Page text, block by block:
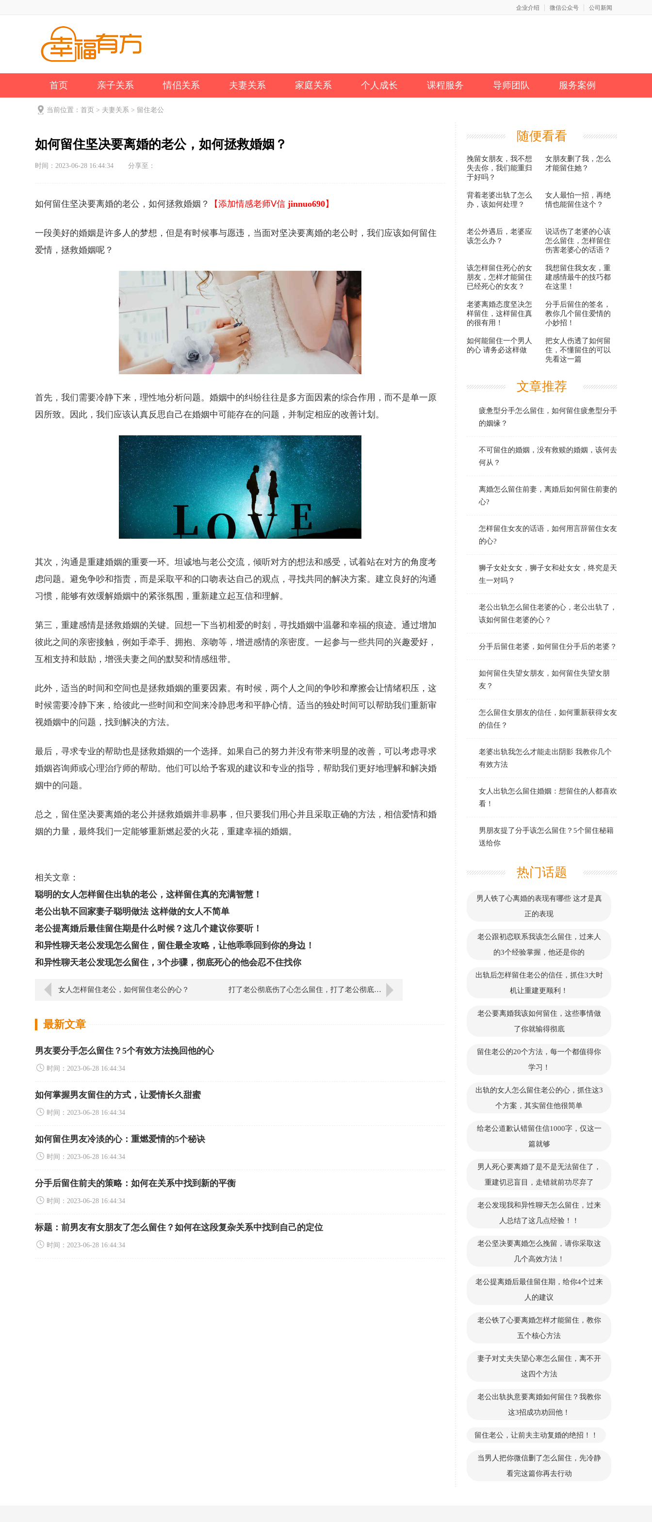
企业介绍 微信公众号 公司新闻
首页 亲子关系 情侣关系 夫妻关系 家庭关系 个人成长 课程服务 导师团队 服务案例
公司新闻 关于我们
当前位置： 首页 > 夫妻关系 > 留住老公
如何留住坚决要离婚的老公，如何拯救婚姻？
时间：2023-06-28 16:44:34 分享至：
如何留住坚决要离婚的老公，如何拯救婚姻？ 【添加情感老师Ⅴ信 jinnuo690】
一段美好的婚姻是许多人的梦想，但是有时候事与愿违，当面对坚决要离婚的老公时，我们应该如何留住
爱情，拯救婚姻呢？
首先，我们需要冷静下来，理性地分析问题。婚姻中的纠纷往往是多方面因素的综合作用，而不是单一原
因所致。因此，我们应该认真反思自己在婚姻中可能存在的问题，并制定相应的改善计划。
其次，沟通是重建婚姻的重要一环。坦诚地与老公交流，倾听对方的想法和感受，试着站在对方的角度考
虑问题。避免争吵和指责，而是采取平和的口吻表达自己的观点，寻找共同的解决方案。建立良好的沟通
习惯，能够有效缓解婚姻中的紧张氛围，重新建立起互信和理解。
第三，重建感情是拯救婚姻的关键。回想一下当初相爱的时刻，寻找婚姻中温馨和幸福的痕迹。通过增加
彼此之间的亲密接触，例如手牵手、拥抱、亲吻等，增进感情的亲密度。一起参与一些共同的兴趣爱好，
互相支持和鼓励，增强夫妻之间的默契和情感纽带。
此外，适当的时间和空间也是拯救婚姻的重要因素。有时候，两个人之间的争吵和摩擦会让情绪积压，这
时候需要冷静下来，给彼此一些时间和空间来冷静思考和平静心情。适当的独处时间可以帮助我们重新审
视婚姻中的问题，找到解决的方法。
最后，寻求专业的帮助也是拯救婚姻的一个选择。如果自己的努力并没有带来明显的改善，可以考虑寻求
婚姻咨询师或心理治疗师的帮助。他们可以给予客观的建议和专业的指导，帮助我们更好地理解和解决婚
姻中的问题。
总之，留住坚决要离婚的老公并拯救婚姻并非易事，但只要我们用心并且采取正确的方法，相信爱情和婚
姻的力量，最终我们一定能够重新燃起爱的火花，重建幸福的婚姻。
相关文章：
聪明的女人怎样留住出轨的老公，这样留住真的充满智慧！
老公出轨不回家妻子聪明做法 这样做的女人不简单
老公提离婚后最佳留住期是什么时候？这几个建议你要听！
和异性聊天老公发现怎么留住，留住最全攻略，让他乖乖回到你的身边！
和异性聊天老公发现怎么留住，3个步骤，彻底死心的他会忍不住找你
女人怎样留住老公，如何留住老公的心？ 打了老公彻底伤了心怎么留住，打了老公彻底伤了心，如何留住这段婚姻？
最新文章
男友要分手怎么留住？5个有效方法挽回他的心
时间：2023-06-28 16:44:34
如何掌握男友留住的方式，让爱情长久甜蜜
时间：2023-06-28 16:44:34
如何留住男友冷淡的心：重燃爱情的5个秘诀
时间：2023-06-28 16:44:34
分手后留住前夫的策略：如何在关系中找到新的平衡
时间：2023-06-28 16:44:34
标题：前男友有女朋友了怎么留住？如何在这段复杂关系中找到自己的定位
时间：2023-06-28 16:44:34
随便看看
挽留女朋友，我不想
失去你，我们能重归
于好吗？
女朋友删了我，怎么
才能留住她？
背着老婆出轨了怎么
办，该如何处理？
女人最怕一招，再绝
情也能留住这个？
老公外遇后，老婆应
该怎么办？
说话伤了老婆的心该
怎么留住，怎样留住
伤害老婆心的话语？
该怎样留住死心的女
朋友，怎样才能留住
已经死心的女友？
我想留住我女友，重
建感情最牛的技巧都
在这里！
老婆离婚态度坚决怎
样留住，这样留住真
的很有用！
分手后留住的签名，
教你几个留住爱情的
小妙招！
如何能留住一个男人
的心 请务必这样做
把女人伤透了如何留
住，不懂留住的可以
先看这一篇
文章推荐
疲惫型分手怎么留住，如何留住疲惫型分手
的姻缘？
不可留住的婚姻，没有救赎的婚姻，该何去
何从？
离婚怎么留住前妻，离婚后如何留住前妻的
心?
怎样留住女友的话语，如何用言辞留住女友
的心?
狮子女处女女，狮子女和处女女，终究是天
生一对吗？
老公出轨怎么留住老婆的心，老公出轨了，
该如何留住老婆的心？
分手后留住老婆，如何留住分手后的老婆？
如何留住失望女朋友，如何留住失望女朋
友？
怎么留住女朋友的信任，如何重新获得女友
的信任？
老婆出轨我怎么才能走出阴影 我教你几个
有效方法
女人出轨怎么留住婚姻：想留住的人都喜欢
看！
男朋友提了分手该怎么留住？5个留住秘籍
送给你
热门话题
男人铁了心离婚的表现有哪些 这才是真
正的表现
老公跟初恋联系我该怎么留住，过来人
的3个经验掌握，他还是你的
出轨后怎样留住老公的信任，抓住3大时
机让重建更顺利！
老公要离婚我该如何留住，这些事情做
了你就输得彻底
留住老公的20个方法，每一个都值得你
学习！
出轨的女人怎么留住老公的心，抓住这3
个方案，其实留住他很简单
给老公道歉认错留住信1000字，仅这一
篇就够
男人死心要离婚了是不是无法留住了，
重建切忌盲目，走错就前功尽弃了
老公发现我和异性聊天怎么留住，过来
人总结了这几点经验！！
老公坚决要离婚怎么挽留，请你采取这
几个高效方法！
老公提离婚后最佳留住期，给你4个过来
人的建议
老公铁了心要离婚怎样才能留住，教你
五个核心方法
妻子对丈夫失望心寒怎么留住，离不开
这四个方法
老公出轨执意要离婚如何留住？我教你
这3招成功劝回他！
留住老公，让前夫主动复婚的绝招！！
当男人把你微信删了怎么留住，先冷静
看完这篇你再去行动